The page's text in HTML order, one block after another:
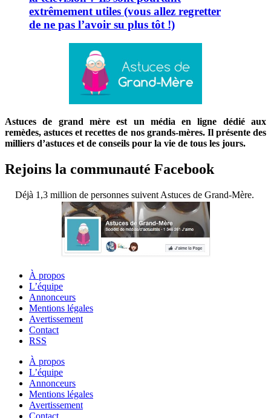
extrêmement utiles (vous allez regretter
de ne pas l’avoir su plus tôt !)
Astuces de grand mère est un média en ligne dédié aux
remèdes, astuces et recettes de nos grands-mères. Il présente des
milliers d’astuces et de conseils pour la vie de tous les jours.
Rejoins la communauté Facebook
Déjà 1,3 million de personnes suivent Astuces de Grand-Mère.
À propos
L’équipe
Annonceurs
Mentions légales
Avertissement
Contact
RSS
À propos
L’équipe
Annonceurs
Mentions légales
Avertissement
Contact